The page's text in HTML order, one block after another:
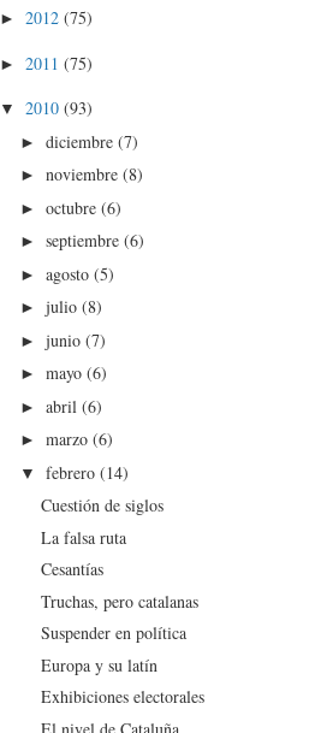
►2012(75)
►2011(75)
▼2010(93)
►diciembre(7)
►noviembre(8)
►octubre(6)
►septiembre(6)
►agosto(5)
►julio(8)
►junio(7)
►mayo(6)
►abril(6)
►marzo(6)
▼febrero(14)
Cuestión de siglos
La falsa ruta
Cesantías
Truchas, pero catalanas
Suspender en política
Europa y su latín
Exhibiciones electorales
El nivel de Cataluña